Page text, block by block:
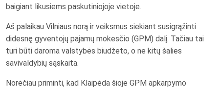
baigiant likusiems paskutiniojoje vietoje.
Aš palaikau Vilniaus norą ir veiksmus siekiant susigrąžinti
didesnę gyventojų pajamų mokesčio (GPM) dalį. Tačiau tai
turi būti daroma valstybės biudžeto, o ne kitų šalies
savivaldybių sąskaita.
Norėčiau priminti, kad Klaipėda šioje GPM apkarpymo